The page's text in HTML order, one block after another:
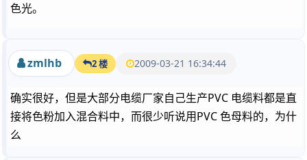
色光。
zmlhb 2 楼 2009-03-21 16:34:44
确实很好，但是大部分电缆厂家自己生产PVC 电缆料都是直
接将色粉加入混合料中，而很少听说用PVC 色母料的，为什
么